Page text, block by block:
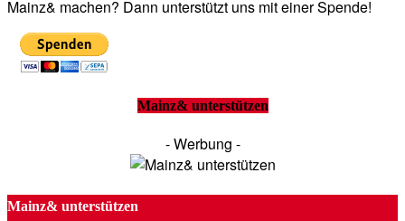
Mainz& machen? Dann unterstützt uns mit einer Spende!
Mainz& unterstützen
- Werbung -
Mainz& unterstützen